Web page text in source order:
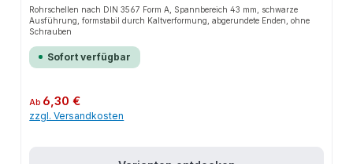
Rohrschellen nach DIN 3567 Form A, Spannbereich 43 mm, schwarze
Ausführung, formstabil durch Kaltverformung, abgerundete Enden, ohne
Schrauben
Sofort verfügbar
Regulärer Preis:
Ab 6,30 €
zzgl. Versandkosten